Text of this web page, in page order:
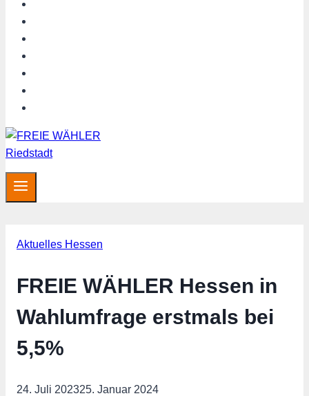
Aktuelles Hessen
FREIE WÄHLER Hessen in
Wahlumfrage erstmals bei
5,5%
24. Juli 202325. Januar 2024